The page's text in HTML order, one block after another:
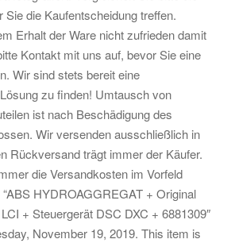
Sie die Kaufentscheidung treffen.
Erhalt der Ware nicht zufrieden damit
Kontakt mit uns auf, bevor Sie eine
Wir sind stets bereit eine
zu finden! Umtausch von
ist nach Beschädigung des
Wir versenden ausschließlich in
Rückversand trägt immer der Käufer.
die Versandkosten im Vorfeld
HYDROAGGREGAT + Original
+ Steuergerät DSC DXC + 6881309″
November 19, 2019. This item is